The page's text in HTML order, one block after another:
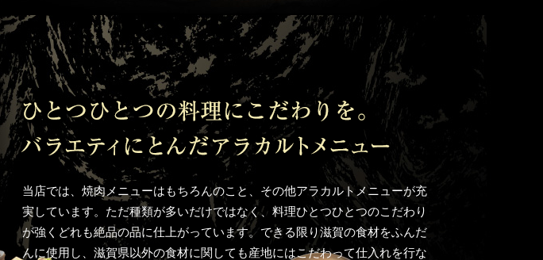
当店では、焼肉メニューはもちろんのこと、その他アラカルトメニューが充
実しています。ただ種類が多いだけではなく、料理ひとつひとつのこだわり
が強くどれも絶品の品に仕上がっています。できる限り滋賀の食材をふんだ
んに使用し、滋賀県以外の食材に関しても産地にはこだわって仕入れを行な